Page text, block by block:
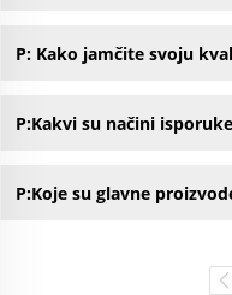
P: Kako jamčite svoju
P:Kakvi su načini
P:Koje su glavne